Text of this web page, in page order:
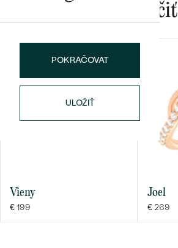
POKRAČOVAT
ULOŽIŤ
Mohlo by sa vám páčiť
Vieny
€ 199
Joel
€ 269